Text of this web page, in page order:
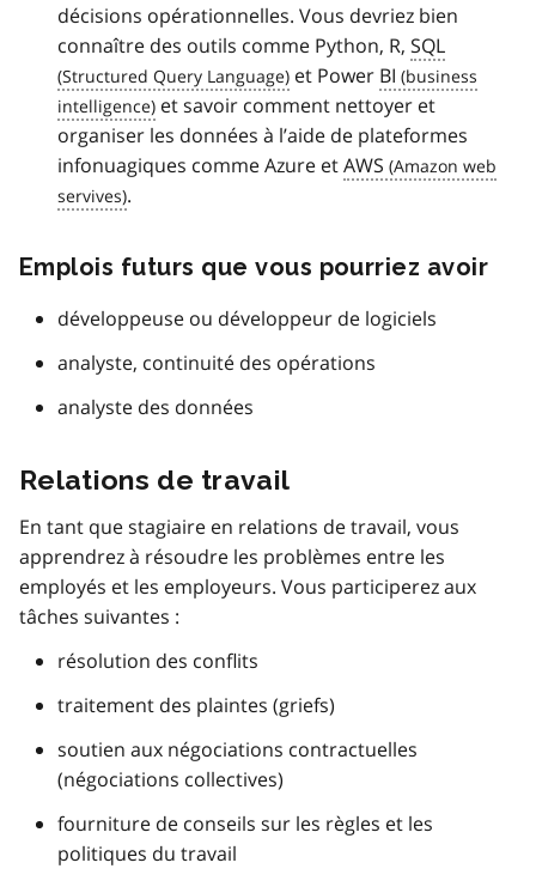
décisions opérationnelles. Vous devriez bien
connaître des outils comme Python, R, SQL
et Power BI
et savoir comment nettoyer et
organiser les données à l’aide de plateformes
infonuagiques comme Azure etAWS
.
Emplois futurs que vous pourriez avoir
développeuse ou développeur de logiciels
analyste, continuité des opérations
analyste des données
Relations de travail
En tant que stagiaire en relations de travail, vous
apprendrez à résoudre les problèmes entre les
employés et les employeurs. Vous participerez aux
tâches suivantes :
résolution des conflits
traitement des plaintes (griefs)
soutien aux négociations contractuelles
(négociations collectives)
fourniture de conseils sur les règles et les
politiques du travail